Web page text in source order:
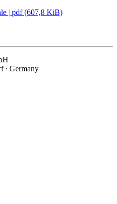
| pdf (607,8 KiB)
∙ Germany